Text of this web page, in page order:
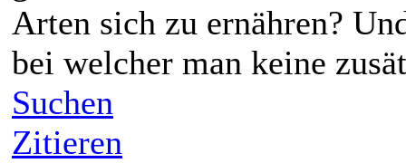
Arten sich zu ernähren?
bei welcher man keine
Suchen
Zitieren